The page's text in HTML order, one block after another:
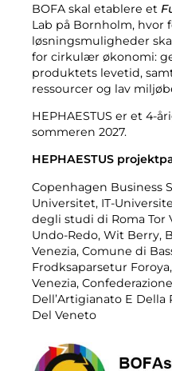
Link til BRK jordregler
AT-vejledning
Affaldsregulativer
Selvbetjening
Selvbetjening
Mit affald
Affaldsportal
Tømningskalender
BOFA skal etablere et
Lab på Bornholm, hvor
løsningsmuligheder
for cirkulær økonomi:
produktets levetid,
ressourcer og lav
HEPHAESTUS er et 4-
sommeren 2027.
HEPHAESTUS
Copenhagen Business
Universitet, IT-
degli studi di Roma Tor
Undo-Redo, Wit Berry,
Venezia, Comune di
Frodksaparsetur
Venezia,
Dell’Artigianato E Della
Del Veneto